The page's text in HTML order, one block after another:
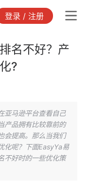
登录 / 注册
名不好？产
?
亚马逊平台查看自己
产品拥有比较靠前的
会提高。那么当我们
化呢？下面EasyYa易
不好时的一些优化策